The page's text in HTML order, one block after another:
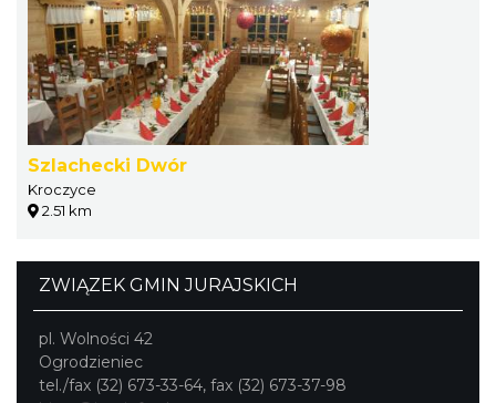
Szlachecki Dwór
Kroczyce
2.51 km
ZWIĄZEK GMIN JURAJSKICH
pl. Wolności 42
Ogrodzieniec
tel./fax (32) 673-33-64, fax (32) 673-37-98